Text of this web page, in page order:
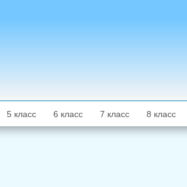
5 класс 6 класс 7 класс 8 класс